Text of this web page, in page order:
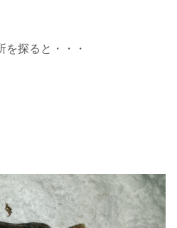
を探ると・・・